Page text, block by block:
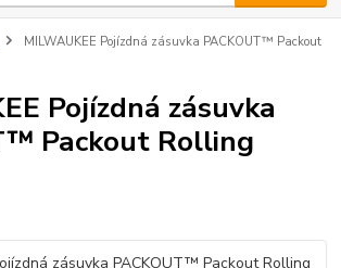
MILWAUKEE Pojízdná zásuvka PACKOUT™ Packout
Pojízdná zásuvka
Packout Rolling